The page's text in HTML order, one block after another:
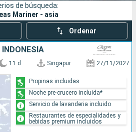
Buscar
de búsqueda:
Mariner - asia
Ordenar
11 d Singapur 27/11/2027
Propinas incluidas
Noche pre-crucero incluida*
Servicio de lavanderia incluido
Restaurantes de especialidades y
bebidas premium incluidos